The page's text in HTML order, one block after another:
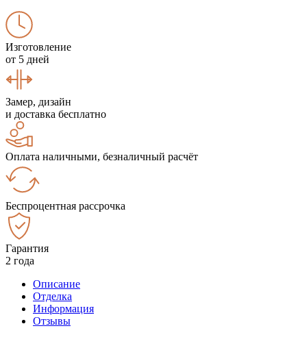
Изготовление
от 5 дней
Замер, дизайн
и доставка бесплатно
Оплата наличными, безналичный расчёт
Беспроцентная рассрочка
Гарантия
2 года
Описание
Отделка
Информация
Отзывы